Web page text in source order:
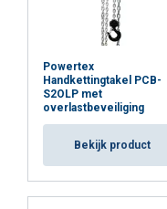
Powertex
Handkettingtakel PCB-
S2OLP met
overlastbeveiliging
Bekijk product